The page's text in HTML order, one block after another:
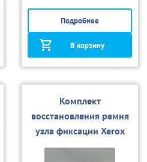
Подробнее
В корзину
Комплект
восстановления ремня
узла фиксации Xerox
607K20750 для Versant